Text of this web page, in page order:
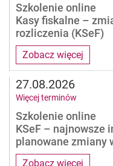
Zobacz więcej
Szkolenie online
Kasy fiskalne –
rozliczenia (KSeF)
Zobacz więcej
Szkolenie online
KSeF – najnowsze
planowane zmiany
27.08.2026
Więcej terminów